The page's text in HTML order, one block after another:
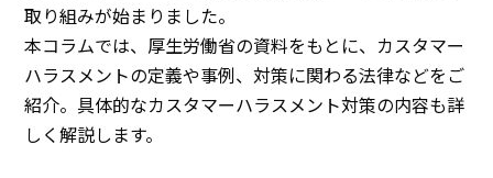
取り組みが始まりました。
本コラムでは、厚生労働省の資料をもとに、カスタマー
ハラスメントの定義や事例、対策に関わる法律などをご
紹介。具体的なカスタマーハラスメント対策の内容も詳
しく解説します。